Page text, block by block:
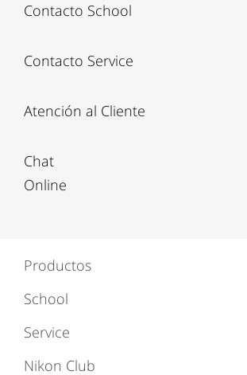
Contacto School
Contacto Service
Atención al Cliente
Chat
Online
Productos
School
Service
Nikon Club